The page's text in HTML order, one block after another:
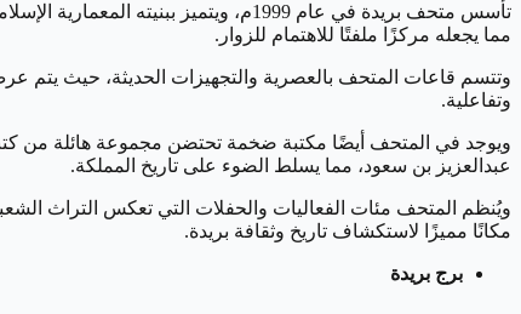
تأسس متحف بريدة في عام 1999م،
مما يجعله مركزًا ملفتًا للاهتمام للزوار.
وتتسم قاعات المتحف بالعصرية والتجهيزات الحديثة، حيث يتم
وتفاعلية.
ويوجد في المتحف أيضًا مكتبة ضخمة تحتضن مجموعة هائلة من
عبدالعزيز بن سعود، مما يسلط الضوء على تاريخ المملكة.
ويُنظم المتحف مئات الفعاليات والحفلات التي تعكس التراث
مكانًا مميزًا لاستكشاف تاريخ وثقافة بريدة.
برج بريدة